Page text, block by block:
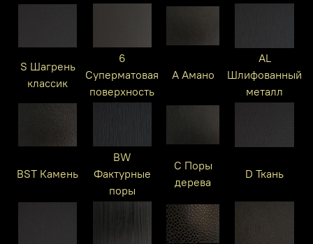
S Шагрень
классик
6
Суперматовая
поверхность
A Амано
AL
Шлифованный
металл
BST Камень
BW
Фактурные
поры
C Поры
дерева
D Ткань